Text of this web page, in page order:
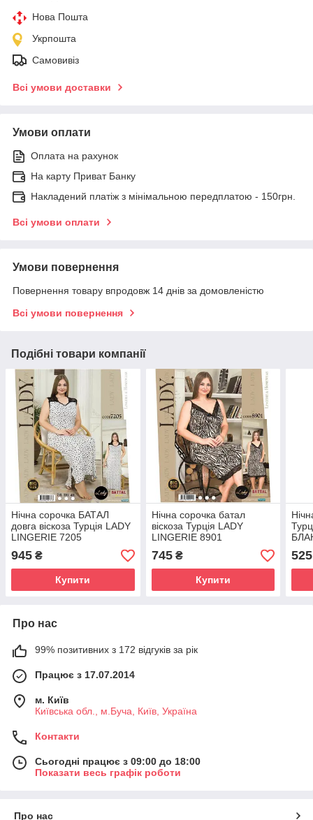
Нова Пошта
Укрпошта
Самовивіз
Всі умови доставки
Умови оплати
Оплата на рахунок
На карту Приват Банку
Накладений платіж з мінімальною передплатою - 150грн.
Всі умови оплати
Умови повернення
Повернення товару впродовж 14 днів за домовленістю
Всі умови повернення
Подібні товари компанії
Нічна сорочка БАТАЛ
довга віскоза Турція LADY
LINGERIE 7205
945 ₴
Купити
Нічна сорочка батал
віскоза Турція LADY
LINGERIE 8901
745₴
Купити
525
Про нас
99% позитивних з 172 відгуків за рік
Працює з 17.07.2014
м. Київ
Київська обл., м.Буча, Київ, Україна
Контакти
Сьогодні працює з 09:00 до 18:00
Показати весь графік роботи
Про нас